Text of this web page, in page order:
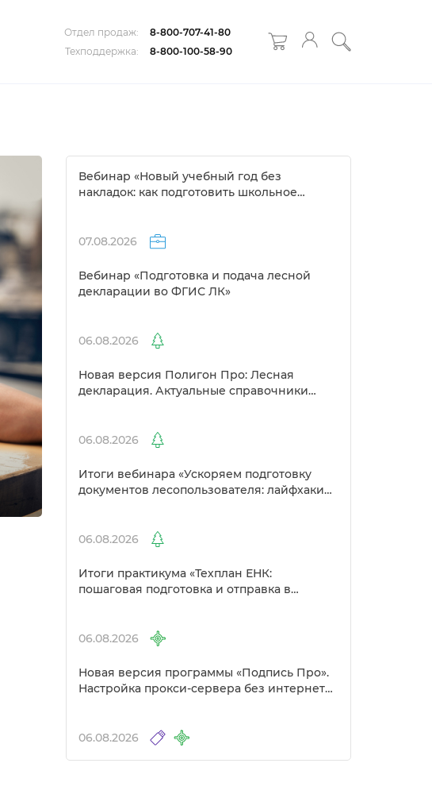
Отдел продаж:
8-800-707-41-80
Техподдержка:
8-800-100-58-90
ебинар «Новый учебный год без
накладок: как подготовить школьное
07.08.2026
ебинар «Подготовка и подача лесной
декларации во ФГИС ЛК»
06.08.2026
Новая версия Полигон Про: Лесная
декларация. Актуальные справочники
06.08.2026
Итоги вебинара «Ускоряем подготовку
документов лесопользователя: лайфхаки
06.08.2026
Итоги практикума «Техплан ЕНК:
пошаговая подготовка и отправка
06.08.2026
Новая версия программы «Подпись Про».
Настройка прокси-сервера без интернета
06.08.2026